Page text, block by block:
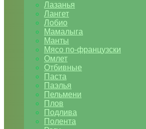
Лазанья
Лангет
Лобио
Мамалыга
Манты
Мясо по-французски
Омлет
Отбивные
Паста
Паэлья
Пельмени
Плов
Подлива
Полента